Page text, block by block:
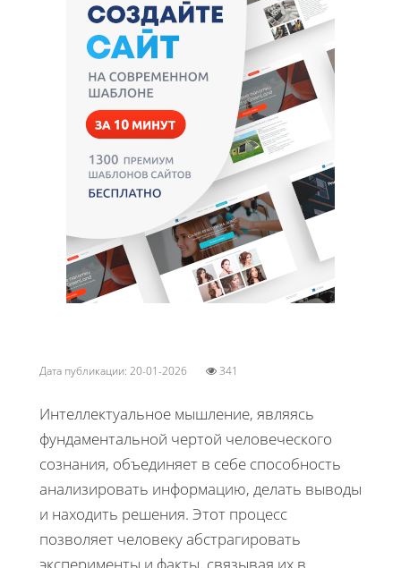
Дата публикации: 20-01-2026 341
Интеллектуальное мышление, являясь
фундаментальной чертой человеческого
сознания, объединяет в себе способность
анализировать информацию, делать выводы
и находить решения. Этот процесс
позволяет человеку абстрагировать
эксперименты и факты, связывая их в